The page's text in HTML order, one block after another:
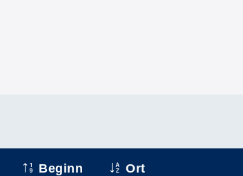
Beginn Ort